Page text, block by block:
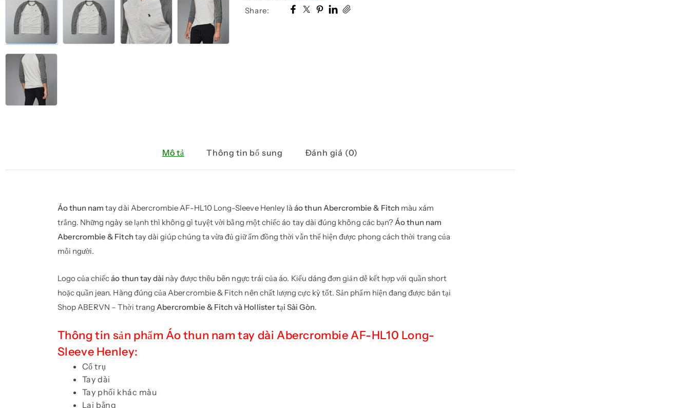
Share:
Mô tả Thông tin bổ sung Đánh giá (0)
Áo thun namtay dài Abercrombie AF-HL10 Long-Sleeve Henley làáo thun Abercrombie & Fitch màu xám
trắng. Những ngày se lạnh thì không gì tuyệt vời bằng một chiếc áo tay dài đúng không các bạn?Áo thun nam
Abercrombie & Fitch tay dài giúp chúng ta vừa đủ giữ ấm đồng thời vẫn thể hiện được phong cách thời trang của
mỗi người.
Logo của chiếcáo thun tay dài này được thêu bên ngực trái của áo. Kiểu dáng đơn giản dễ kết hợp với quần short
hoặc quần jean. Hàng đúng của Abercrombie & Fitch nên chất lượng cực kỳ tốt. Sản phẩm hiện đang được bán tại
Shop ABERVN – Thời trang Abercrombie & Fitch và Hollister tại Sài Gòn.
Thông tin sản phẩm Áo thun nam tay dài Abercrombie AF-HL10 Long-
Sleeve Henley:
Cổ trụ
Tay dài
Tay phối khác màu
Lai bằng